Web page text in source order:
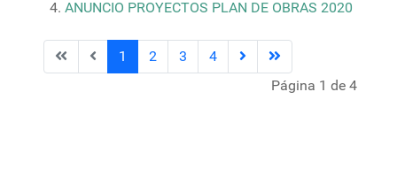
ANUNCIO PROYECTOS PLAN DE OBRAS 2020
Página 1 de 4
1 2 3 4